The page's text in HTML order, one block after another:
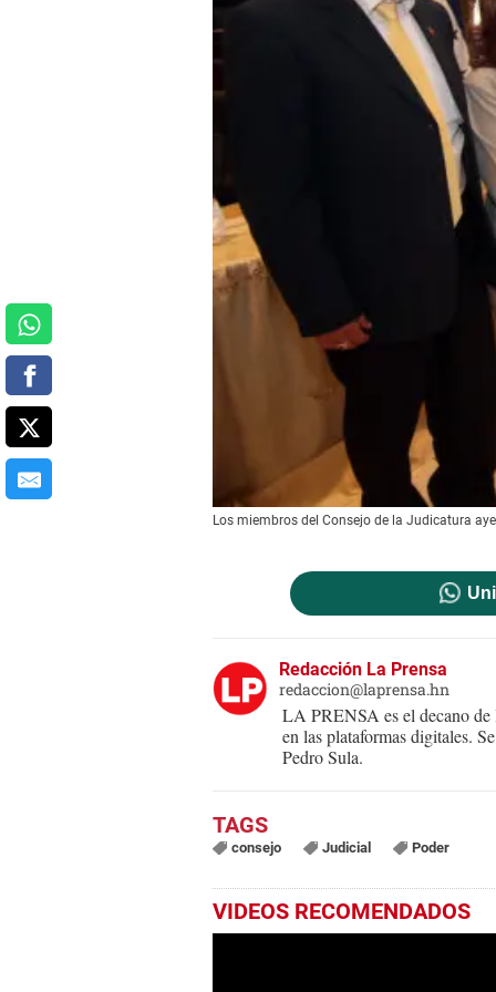
Los miembros del Consejo de la Judicatura
Redacción La Prensa
redaccion@laprensa.hn
LA PRENSA es el decano de
en las plataformas digitales.
Pedro Sula.
consejo Judicial Poder
VIDEOS RECOMENDADOS